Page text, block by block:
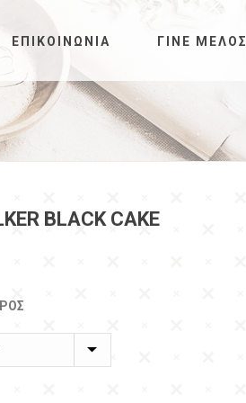
ΕΠΙΚΟΙΝΩΝΊΑ ΓΊΝΕ ΜΈΛΟΣ
BLACK CAKE